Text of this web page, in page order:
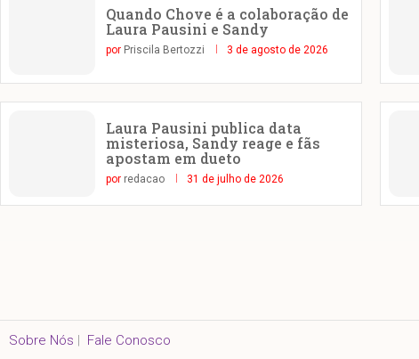
Quando Chove é a colaboração de
Laura Pausini e Sandy
por Priscila Bertozzi 3 de agosto de 2026
Laura Pausini publica data
misteriosa, Sandy reage e fãs
apostam em dueto
por redacao 31 de julho de 2026
Sobre Nós | Fale Conosco